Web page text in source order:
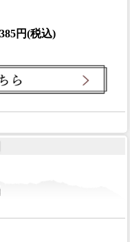
円(税込)